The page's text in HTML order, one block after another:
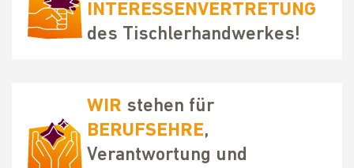
INTERESSENVERTRETUNG
des Tischlerhandwerkes!
WIR stehen für
BERUFSEHRE,
Verantwortung und